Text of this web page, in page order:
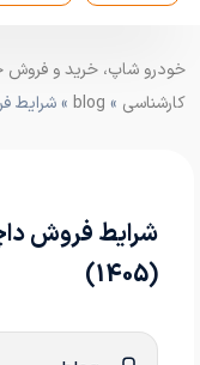
کارشناسی »
blog » شرایط
شرایط فروش
(1405)